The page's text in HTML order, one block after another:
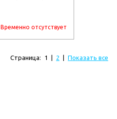
Временно отсутствует
Страница: 1 2 Показать все